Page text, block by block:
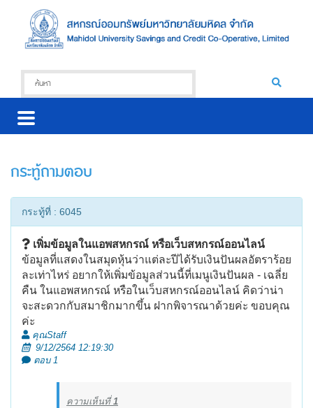
กระทู้ถามตอบ
กระทู้ที่ : 6045
เพิ่มข้อมูลในแอพสหกรณ์ หรือเว็บสหกรณ์ออนไลน์
ข้อมูลที่แสดงในสมุดหุ้นว่าแต่ละปีได้รับเงินปันผลอัตราร้อย
ละเท่าไหร่ อยากให้เพิ่มข้อมูลส่วนนี้ที่เมนูเงินปันผล - เฉลี่ย
คืน ในแอพสหกรณ์ หรือในเว็บสหกรณ์ออนไลน์ คิดว่าน่า
จะสะดวกกับสมาชิกมากขึ้น ฝากพิจารณาด้วยค่ะ ขอบคุณ
ค่ะ
คุณStaff
9/12/2564 12:19:30
ตอบ 1
ความเห็นที่1